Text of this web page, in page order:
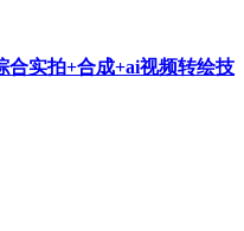
合实拍+合成+ai视频转绘技